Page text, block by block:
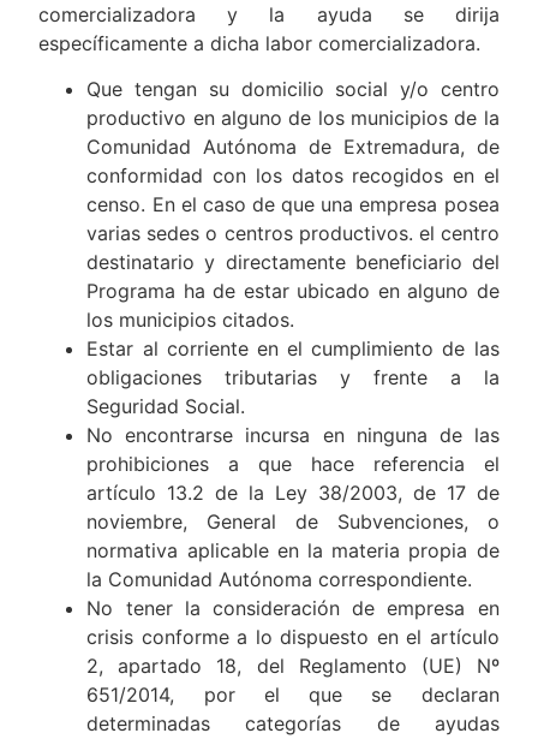
comercializadora y la ayuda se dirija
específicamente a dicha labor comercializadora.
Que tengan su domicilio social y/o centro
productivo en alguno de los municipios de la
Comunidad Autónoma de Extremadura, de
conformidad con los datos recogidos en el
censo. En el caso de que una empresa posea
varias sedes o centros productivos. el centro
destinatario y directamente beneficiario del
Programa ha de estar ubicado en alguno de
los municipios citados.
Estar al corriente en el cumplimiento de las
obligaciones tributarias y frente a la
Seguridad Social.
No encontrarse incursa en ninguna de las
prohibiciones a que hace referencia el
artículo 13.2 de la Ley 38/2003, de 17 de
noviembre, General de Subvenciones, o
normativa aplicable en la materia propia de
la Comunidad Autónoma correspondiente.
No tener la consideración de empresa en
crisis conforme a lo dispuesto en el artículo
2, apartado 18, del Reglamento (UE) Nº
651/2014, por el que se declaran
determinadas categorías de ayudas